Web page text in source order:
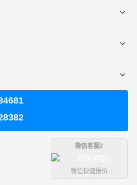
河东区、沂南县、郯城县、沂水县、
微信客服2
微信快速报价